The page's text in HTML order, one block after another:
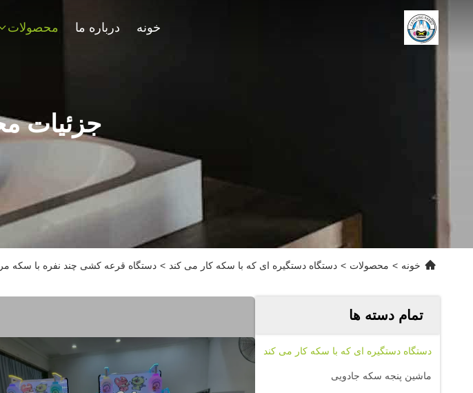
خونه درباره ما محصولات
جزئیات
خونه > محصولات > دستگاه دستگیره ای که با سکه کار می کند > دستگاه قرعه کشی چند نفره با سکه
تمام دسته ها
دستگاه دستگیره ای که با سکه کار می کند
ماشین پنجه سکه جادویی